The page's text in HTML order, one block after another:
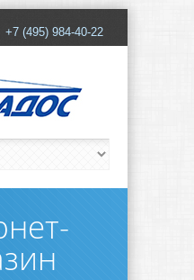
(495) 984-40-22